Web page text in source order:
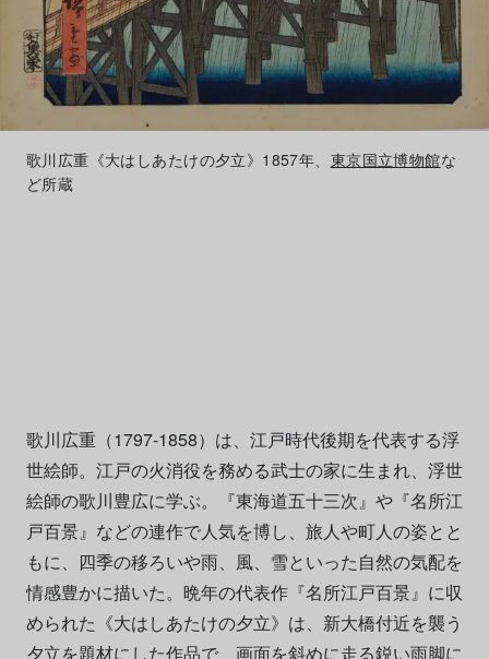
歌川広重《大はしあたけの夕立》1857年、 東京国立博物館な
ど所蔵
歌川広重（1797-1858）は、江戸時代後期を代表する浮
世絵師。江戸の火消役を務める武士の家に生まれ、浮世
絵師の歌川豊広に学ぶ。『東海道五十三次』や『名所江
戸百景』などの連作で人気を博し、旅人や町人の姿とと
もに、四季の移ろいや雨、風、雪といった自然の気配を
情感豊かに描いた。晩年の代表作『名所江戸百景』に収
められた《大はしあたけの夕立》は、新大橋付近を襲う
夕立を題材にした作品で、画面を斜めに走る鋭い雨脚に